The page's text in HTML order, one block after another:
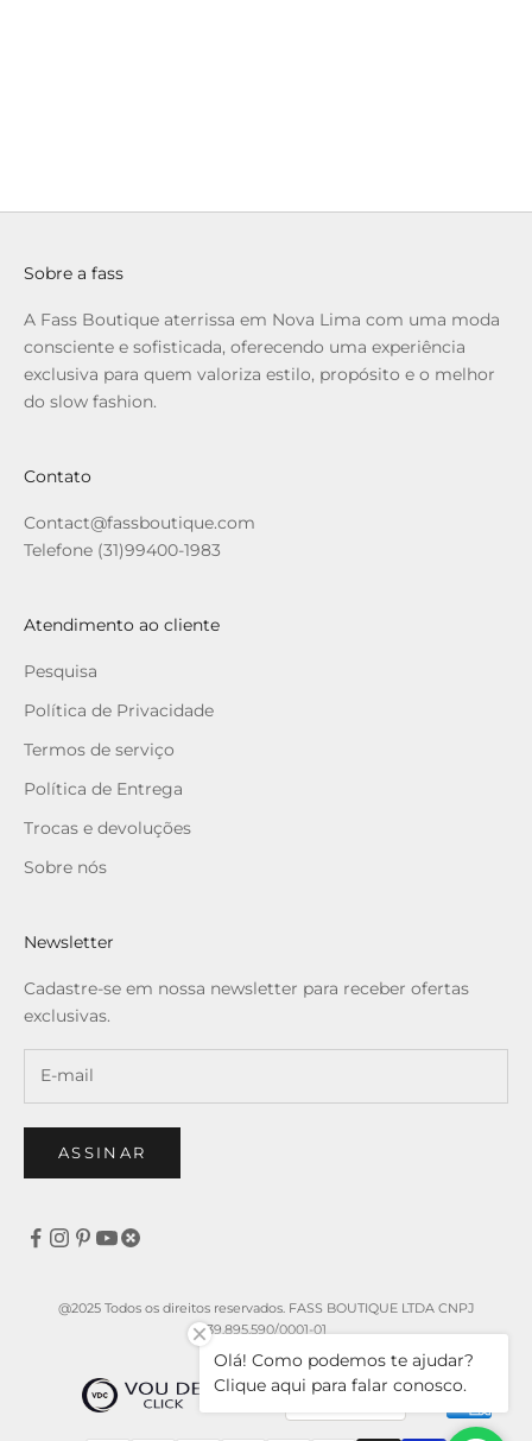
Sobre a fass
A Fass Boutique aterrissa em Nova Lima com uma moda
consciente e sofisticada, oferecendo uma experiência
exclusiva para quem valoriza estilo, propósito e o melhor
do slow fashion.
Contato
Contact@fassboutique.com
Telefone (31)99400-1983
Atendimento ao cliente
Pesquisa
Política de Privacidade
Termos de serviço
Política de Entrega
Trocas e devoluções
Sobre nós
Newsletter
Cadastre-se em nossa newsletter para receber ofertas
exclusivas.
ASSINAR
@2025 Todos os direitos reservados. FASS BOUTIQUE LTDA CNPJ
39.895.590/0001-01
Olá! Como podemos te ajudar?
Clique aqui para falar conosco.